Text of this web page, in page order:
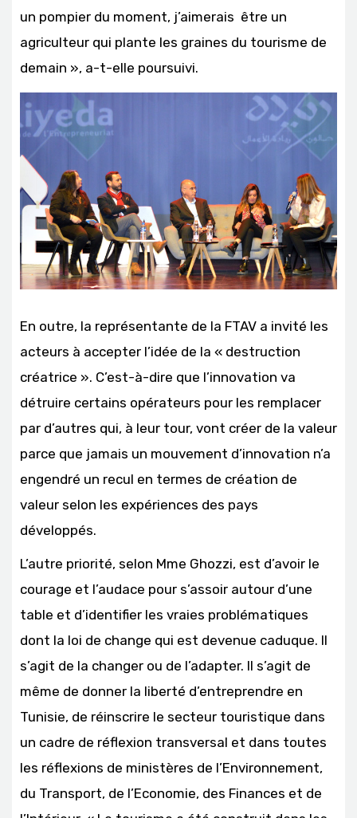
un pompier du moment, j’aimerais être un
agriculteur qui plante les graines du tourisme de
demain », a-t-elle poursuivi.
En outre, la représentante de la FTAV a invité les
acteurs à accepter l’idée de la « destruction
créatrice ». C’est-à-dire que l’innovation va
détruire certains opérateurs pour les remplacer
par d’autres qui, à leur tour, vont créer de la valeur
parce que jamais un mouvement d’innovation n’a
engendré un recul en termes de création de
valeur selon les expériences des pays
développés.
L’autre priorité, selon Mme Ghozzi, est d’avoir le
courage et l’audace pour s’assoir autour d’une
table et d’identifier les vraies problématiques
dont la loi de change qui est devenue caduque. Il
s’agit de la changer ou de l’adapter. Il s’agit de
même de donner la liberté d’entreprendre en
Tunisie, de réinscrire le secteur touristique dans
un cadre de réflexion transversal et dans toutes
les réflexions de ministères de l’Environnement,
du Transport, de l’Economie, des Finances et de